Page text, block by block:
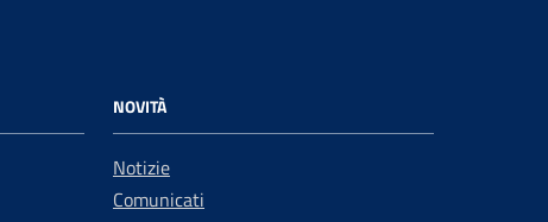
NOVITÀ
Notizie
Comunicati